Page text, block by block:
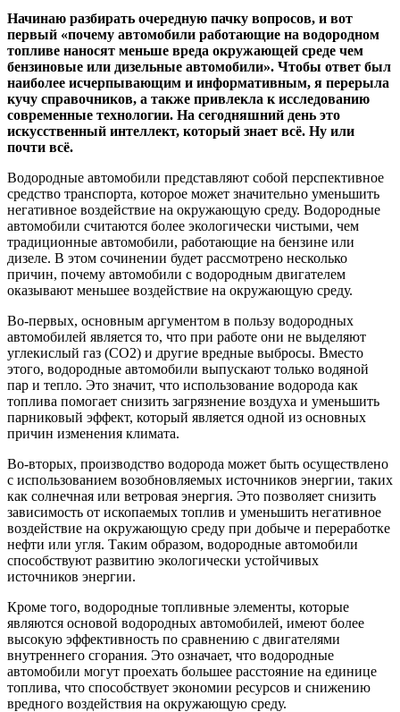
Начинаю разбирать очередную пачку вопросов, и вот
первый «почему автомобили работающие на водородном
топливе наносят меньше вреда окружающей среде чем
бензиновые или дизельные автомобили». Чтобы ответ был
наиболее исчерпывающим и информативным, я перерыла
кучу справочников, а также привлекла к исследованию
современные технологии. На сегодняшний день это
искусственный интеллект, который знает всё. Ну или
почти всё.
Водородные автомобили представляют собой перспективное
средство транспорта, которое может значительно уменьшить
негативное воздействие на окружающую среду. Водородные
автомобили считаются более экологически чистыми, чем
традиционные автомобили, работающие на бензине или
дизеле. В этом сочинении будет рассмотрено несколько
причин, почему автомобили с водородным двигателем
оказывают меньшее воздействие на окружающую среду.
Во-первых, основным аргументом в пользу водородных
автомобилей является то, что при работе они не выделяют
углекислый газ (CO2) и другие вредные выбросы. Вместо
этого, водородные автомобили выпускают только водяной
пар и тепло. Это значит, что использование водорода как
топлива помогает снизить загрязнение воздуха и уменьшить
парниковый эффект, который является одной из основных
причин изменения климата.
Во-вторых, производство водорода может быть осуществлено
с использованием возобновляемых источников энергии, таких
как солнечная или ветровая энергия. Это позволяет снизить
зависимость от ископаемых топлив и уменьшить негативное
воздействие на окружающую среду при добыче и переработке
нефти или угля. Таким образом, водородные автомобили
способствуют развитию экологически устойчивых
источников энергии.
Кроме того, водородные топливные элементы, которые
являются основой водородных автомобилей, имеют более
высокую эффективность по сравнению с двигателями
внутреннего сгорания. Это означает, что водородные
автомобили могут проехать большее расстояние на единице
топлива, что способствует экономии ресурсов и снижению
вредного воздействия на окружающую среду.